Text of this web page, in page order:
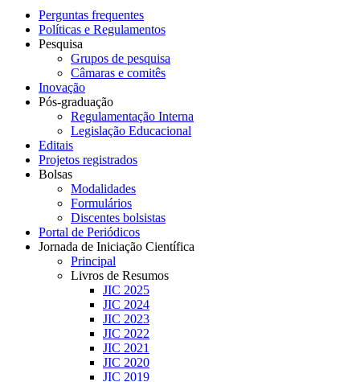
Perguntas frequentes
Políticas e Regulamentos
Pesquisa
Grupos de pesquisa
Câmaras e comitês
Inovação
Pós-graduação
Regulamentação Interna
Legislação Educacional
Editais
Projetos registrados
Bolsas
Modalidades
Formulários
Discentes bolsistas
Portal de Periódicos
Jornada de Iniciação Científica
Principal
Livros de Resumos
JIC 2025
JIC 2024
JIC 2023
JIC 2022
JIC 2021
JIC 2020
JIC 2019